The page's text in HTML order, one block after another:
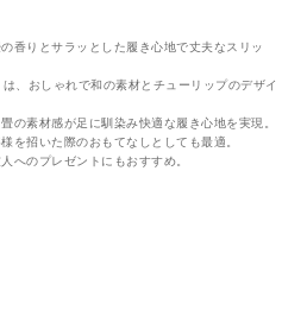
香りとサラッとした履き心地で丈夫なスリッ
、おしゃれで和の素材とチューリップのデザイ
の素材感が足に馴染み快適な履き心地を実現。
を招いた際のおもてなしとしても最適。
へのプレゼントにもおすすめ。